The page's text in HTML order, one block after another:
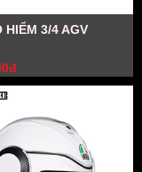
HIỂM 3/4 AGV